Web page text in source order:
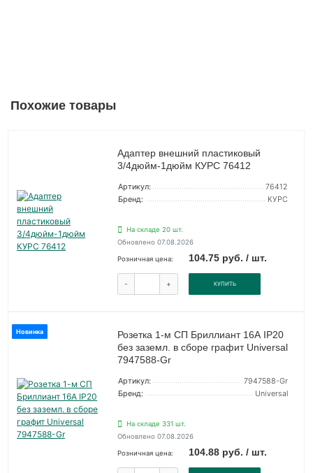
Похожие товары
Адаптер внешний пластиковый
3/4дюйм-1дюйм КУРС 76412
Артикул:
76412
Бренд:
КУРС
На складе 20 шт.
Обновлено 07.08.2026
Розничная цена: 104.75 руб. / шт.
- + КУПИТЬ
Новинка
Розетка 1-м СП Бриллиант 16А IP20
без заземл. в сборе графит Universal
7947588-Gr
Артикул:
7947588-Gr
Бренд:
Universal
На складе 331 шт.
Обновлено 07.08.2026
Розничная цена: 104.88 руб. / шт.